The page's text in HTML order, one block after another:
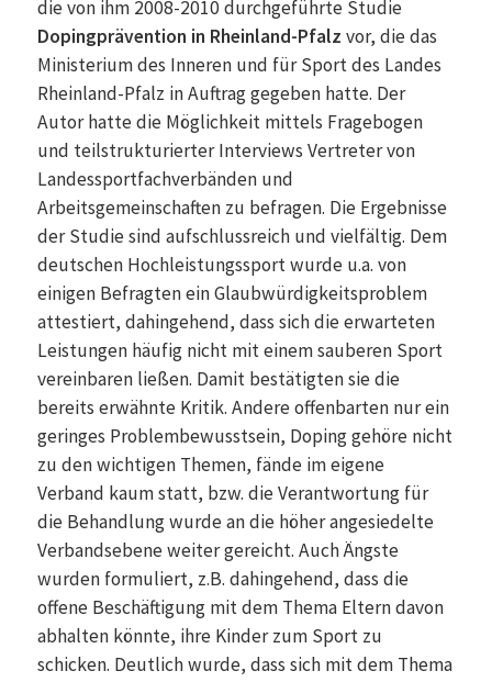
die von ihm 2008-2010 durchgeführte Studie
Dopingprävention in Rheinland-Pfalz vor, die das
Ministerium des Inneren und für Sport des Landes
Rheinland-Pfalz in Auftrag gegeben hatte. Der
Autor hatte die Möglichkeit mittels Fragebogen
und teilstrukturierter Interviews Vertreter von
Landessportfachverbänden und
Arbeitsgemeinschaften zu befragen. Die Ergebnisse
der Studie sind aufschlussreich und vielfältig. Dem
deutschen Hochleistungssport wurde u.a. von
einigen Befragten ein Glaubwürdigkeitsproblem
attestiert, dahingehend, dass sich die erwarteten
Leistungen häufig nicht mit einem sauberen Sport
vereinbaren ließen. Damit bestätigten sie die
bereits erwähnte Kritik. Andere offenbarten nur ein
geringes Problembewusstsein, Doping gehöre nicht
zu den wichtigen Themen, fände im eigene
Verband kaum statt, bzw. die Verantwortung für
die Behandlung wurde an die höher angesiedelte
Verbandsebene weiter gereicht. Auch Ängste
wurden formuliert, z.B. dahingehend, dass die
offene Beschäftigung mit dem Thema Eltern davon
abhalten könnte, ihre Kinder zum Sport zu
schicken. Deutlich wurde, dass sich mit dem Thema